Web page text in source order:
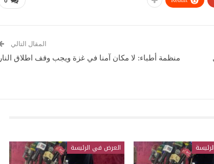
المقال التالي
منظمة أطباء: لا مكان آمنا في غزة ويجب وقف اطلاق النار
العرض في الرئيسة